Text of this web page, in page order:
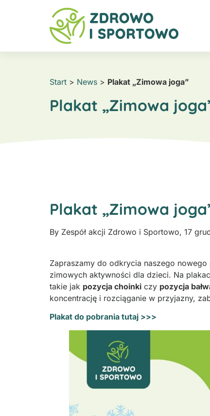
Start > News > Plakat „Zimowa joga”
Plakat „Zimowa
Plakat „Zimowa
By Zespół akcji Zdrowo i Sportowo, 17
Zapraszamy do odkrycia naszego nowego
zimowych aktywności dla dzieci. Na
takie jak pozycja choinki czy pozycja
koncentrację i rozciąganie w przyjazny,
Plakat do pobrania tutaj >>>